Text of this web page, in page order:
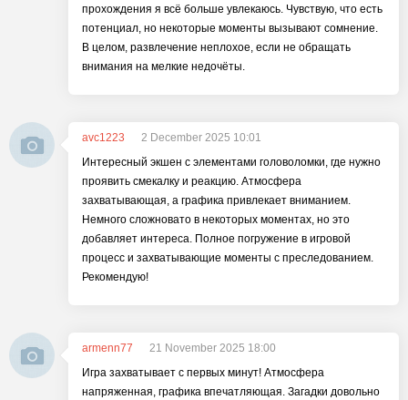
прохождения я всё больше увлекаюсь. Чувствую, что есть
потенциал, но некоторые моменты вызывают сомнение.
В целом, развлечение неплохое, если не обращать
внимания на мелкие недочёты.
avc1223
2 December 2025 10:01
Интересный экшен с элементами головоломки, где нужно
проявить смекалку и реакцию. Атмосфера
захватывающая, а графика привлекает вниманием.
Немного сложновато в некоторых моментах, но это
добавляет интереса. Полное погружение в игровой
процесс и захватывающие моменты с преследованием.
Рекомендую!
armenn77
21 November 2025 18:00
Игра захватывает с первых минут! Атмосфера
напряженная, графика впечатляющая. Загадки довольно